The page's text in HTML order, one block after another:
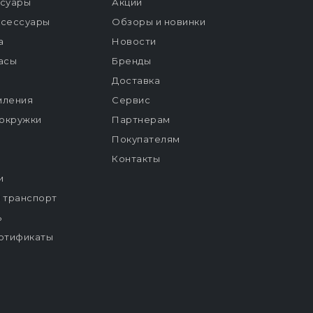
транспорт
Акции
Обзоры и новинки
Новости
Бренды
Доставка
Сервис
Партнерам
Покупателям
Контакты